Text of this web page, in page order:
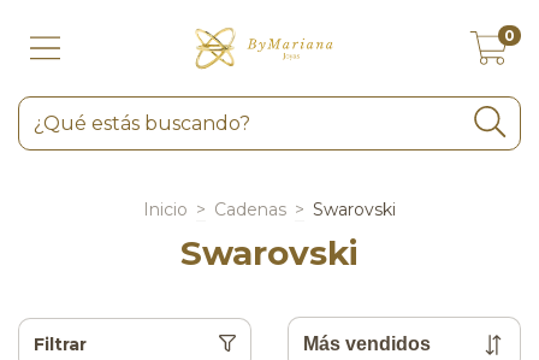
0
Inicio > Cadenas > Swarovski
Swarovski
Filtrar